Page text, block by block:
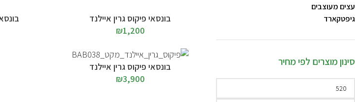
עצים מעוצבים
גיפטקארד
סינון מוצרים לפי מחיר
בונסאי פיקוס גרין איילנד
₪1,200
בונסאי פיקוס גרין איילנד
₪3,900